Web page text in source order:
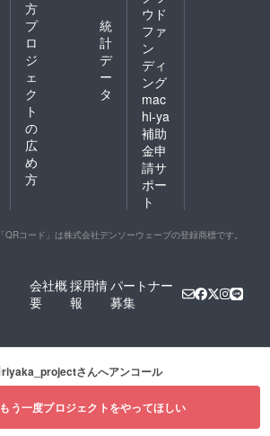
方
プ
ロ
ジ
ェ
ク
ト
の
広
め
方
統
計
デ
ー
タ
ウド
ファ
ン
ディ
ング
mac
hi-ya
補助
金申
請サ
ポー
ト
「QRコード」は株式会社デンソーウェーブの登録商標です。
会社概
要
採用情
報
パートナー
募集
riyaka_projectさんへアンコール
もう一度プロジェクトをやってほしい